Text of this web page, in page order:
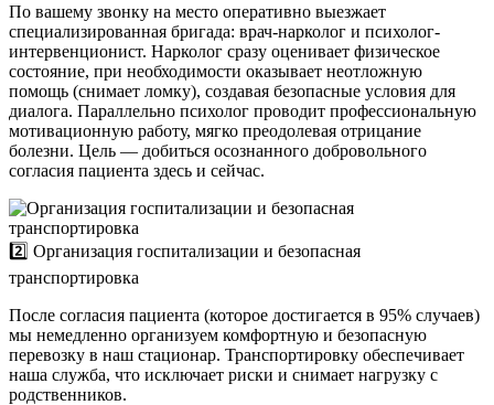
По вашему звонку на место оперативно выезжает
специализированная бригада: врач-нарколог и психолог-
интервенционист. Нарколог сразу оценивает физическое
состояние, при необходимости оказывает неотложную
помощь (снимает ломку), создавая безопасные условия для
диалога. Параллельно психолог проводит профессиональную
мотивационную работу, мягко преодолевая отрицание
болезни. Цель — добиться осознанного добровольного
согласия пациента здесь и сейчас.
2️⃣ Организация госпитализации и безопасная
транспортировка
После согласия пациента (которое достигается в 95% случаев)
мы немедленно организуем комфортную и безопасную
перевозку в наш стационар. Транспортировку обеспечивает
наша служба, что исключает риски и снимает нагрузку с
родственников.